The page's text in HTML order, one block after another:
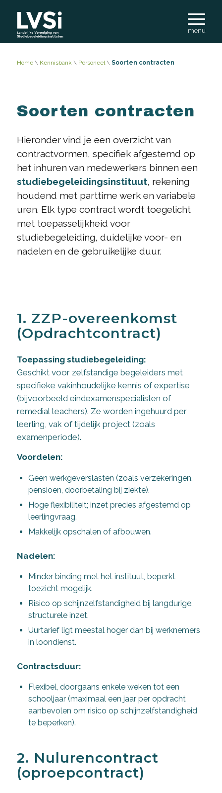
Home\ Kennisbank\ Personeel\ Soorten contracten
Soorten contracten
Hieronder vind je een overzicht van
contractvormen, specifiek afgestemd op
het inhuren van medewerkers binnen een
studiebegeleidingsinstituut, rekening
houdend met parttime werk en variabele
uren. Elk type contract wordt toegelicht
met toepasselijkheid voor
studiebegeleiding, duidelijke voor- en
nadelen en de gebruikelijke duur.
1. ZZP-overeenkomst
(Opdrachtcontract)
Toepassing studiebegeleiding:
Geschikt voor zelfstandige begeleiders met
specifieke vakinhoudelijke kennis of expertise
(bijvoorbeeld eindexamenspecialisten of
remedial teachers). Ze worden ingehuurd per
leerling, vak of tijdelijk project (zoals
examenperiode).
Voordelen:
Geen werkgeverslasten (zoals verzekeringen,
pensioen, doorbetaling bij ziekte).
Hoge flexibiliteit; inzet precies afgestemd op
leerlingvraag.
Makkelijk opschalen of afbouwen.
Nadelen:
Minder binding met het instituut, beperkt
toezicht mogelijk.
Risico op schijnzelfstandigheid bij langdurige,
structurele inzet.
Uurtarief ligt meestal hoger dan bij werknemers
in loondienst.
Contractsduur:
Flexibel, doorgaans enkele weken tot een
schooljaar (maximaal een jaar per opdracht
aanbevolen om risico op schijnzelfstandigheid
te beperken).
2. Nulurencontract
(oproepcontract)